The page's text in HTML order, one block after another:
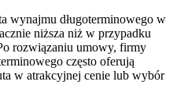
wynajmu długoterminowego w
niższa niż w przypadku
rozwiązaniu umowy, firmy
często oferują
w atrakcyjnej cenie lub wybór